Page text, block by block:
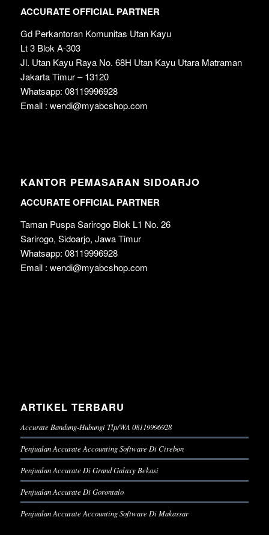
ACCURATE OFFICIAL PARTNER
Gd Perkantoran Komunitas Utan Kayu
Lt 3 Blok A-303
Jl. Utan Kayu Raya No. 68H Utan Kayu Utara Matraman
Jakarta Timur – 13120
Whatsapp: 08119996928
Email : wendi@myabcshop.com
KANTOR PEMASARAN SIDOARJO
ACCURATE OFFICIAL PARTNER
Taman Puspa Sarirogo Blok L1 No. 26
Sarirogo, Sidoarjo, Jawa Timur
Whatsapp: 08119996928
Email : wendi@myabcshop.com
ARTIKEL TERBARU
Accurate Bandung-Hubungi Tlp/WA 08119996928
Penjualan Accurate Accounting Software Di Cirebon
Penjualan Accurate Di Grand Galaxy Bekasi
Penjualan Accurate Di Gorontalo
Penjualan Accurate Accounting Software Di Makassar